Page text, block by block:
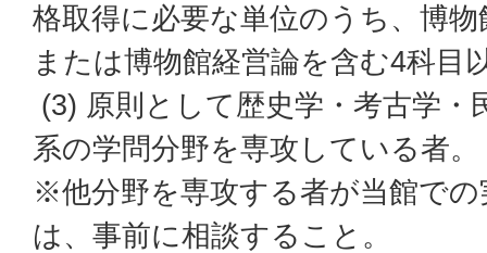
格取得に必要な単位のうち、博
または博物館経営論を含む4科目
(3) 原則として歴史学・考古学・
系の学問分野を専攻している者。
※他分野を専攻する者が当館で
は、事前に相談すること。